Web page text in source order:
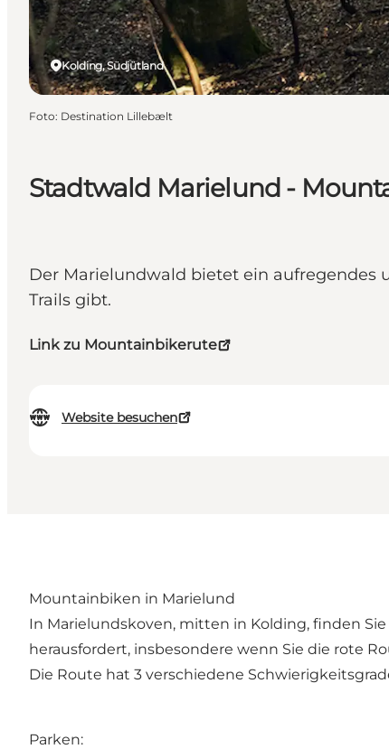
Stadtwald Marielund -
Der Marielundwald bietet ein aufregendes
Trails gibt.
Link zu Mountainbikerute
Website besuchen
Kolding, Südjütland
Foto: Destination Lillebælt
Mountainbiken in Marielund
In Marielundskoven, mitten in Kolding, finden
herausfordert, insbesondere wenn Sie die rote
Die Route hat 3 verschiedene
Parken: